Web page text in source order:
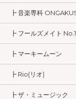
┣ 音楽専科
┣ フールズメイト
┣ マーキームーン
┣ Rio(リオ)
┣ ザ・ミュージック